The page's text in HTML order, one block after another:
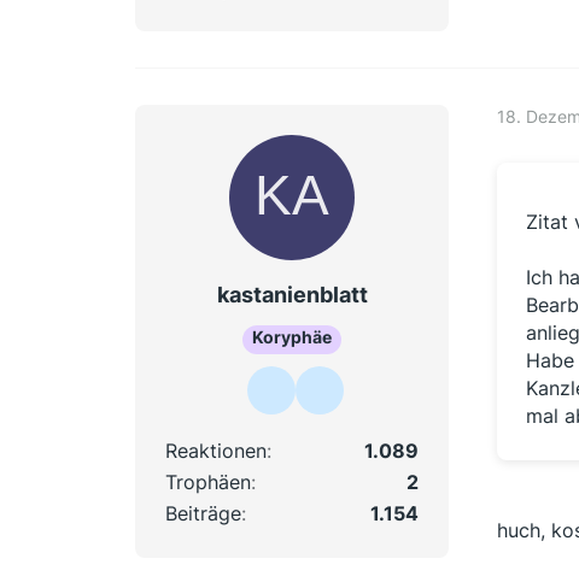
kastanienblatt
Koryphäe
Reaktionen
1.089
Trophäen
2
Beiträge
1.154
18.
Zitat
Ich
mal
huch,